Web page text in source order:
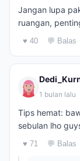
Jangan lupa
ruangan,
♥ 40 💬 Balas
1 bulan lalu
Tips hemat:
sebulan lho
♥ 71 💬 Balas